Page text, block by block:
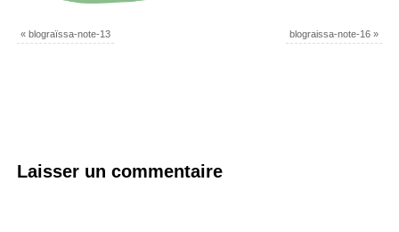
« blograïssa-note-13 blograissa-note-16 »
Laisser un commentaire